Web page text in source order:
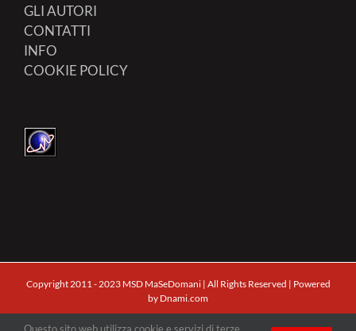
GLI AUTORI
CONTATTI
INFO
COOKIE POLICY
Copyright 2011 - 2023 MSD MaSeDomani | All Rights Reserved | Powered
by Dnami.com